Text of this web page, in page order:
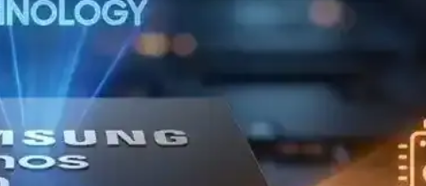
iyileşirken, kullanıcılar yükseltmenin sınırlı olduğunu belirtiyor.
Teknolojileri
kontrol edilen arayüzler gibi yenilikleri tanıtacak. Etkinlik, Apple
Dönüm Noktası
ve teknolojik gelişmelerle işlemci dünyasında yeni bir çağ başladı.